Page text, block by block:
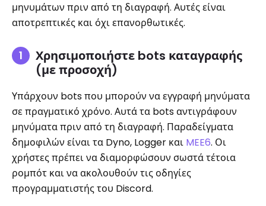
μηνυμάτων πριν από τη διαγραφή. Αυτές είναι
αποτρεπτικές και όχι επανορθωτικές.
Χρησιμοποιήστε bots καταγραφής
(με προσοχή)
Υπάρχουν bots που μπορούν να εγγραφή μηνύματα
σε πραγματικό χρόνο. Αυτά τα bots αντιγράφουν
μηνύματα πριν από τη διαγραφή. Παραδείγματα
δημοφιλών είναι τα Dyno, Logger και MEE6. Οι
χρήστες πρέπει να διαμορφώσουν σωστά τέτοια
ρομπότ και να ακολουθούν τις οδηγίες
προγραμματιστής του Discord.